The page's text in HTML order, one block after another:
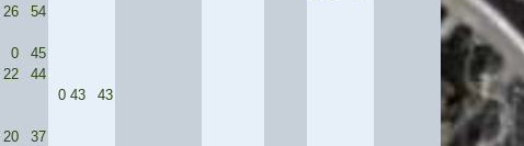
26
54
0
45
22
44
0 43
43
20
37